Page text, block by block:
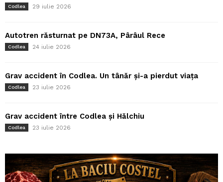
Codlea 29 iulie 2026
Autotren răsturnat pe DN73A, Pârâul Rece
Codlea 24 iulie 2026
Grav accident în Codlea. Un tânăr și-a pierdut viața
Codlea 23 iulie 2026
Grav accident între Codlea și Hălchiu
Codlea 23 iulie 2026